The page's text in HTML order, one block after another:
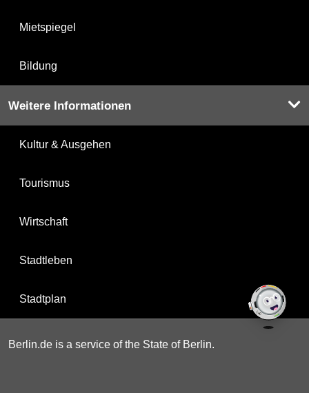
Mietspiegel
Bildung
Weitere Informationen
Kultur & Ausgehen
Tourismus
Wirtschaft
Stadtleben
Stadtplan
Berlin.de is a service of the State of Berlin.